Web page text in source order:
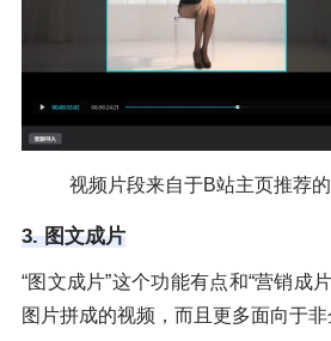
视频片段来自于B站主页推荐
3. 图文成片
“图文成片”这个功能有点和“营销成
图片拼成的视频，而且更多面向于非